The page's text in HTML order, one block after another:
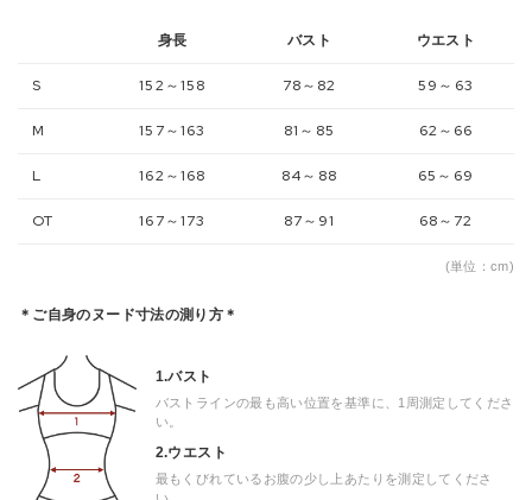
身長 バスト ウエスト
S 152～158 78～82 59～63
M 157～163 81～85 62～66
L 162～168 84～88 65～69
OT 167～173 87～91 68～72
(単位：cm)
＊ご自身のヌード寸法の測り方＊
1.バスト
バストラインの最も高い位置を基準に、1周測定してくださ
い。
2.ウエスト
最もくびれているお腹の少し上あたりを測定してくださ